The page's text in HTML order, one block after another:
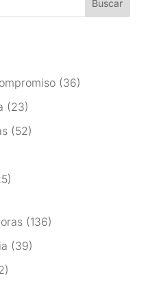
(36)
(23)
(52)
(136)
(39)